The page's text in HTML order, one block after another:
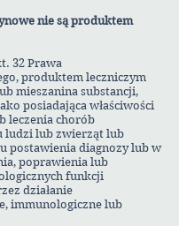
nie są produktem
32 Prawa
produktem leczniczym
mieszanina substancji,
posiadająca właściwości
leczenia chorób
ludzi lub zwierząt lub
postawienia diagnozy lub w
poprawienia lub
funkcji
działanie
immunologiczne lub